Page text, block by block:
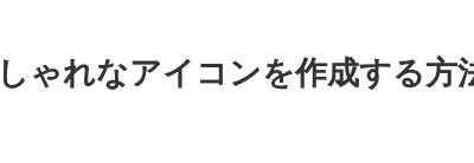
ゃれなアイコンを作成する方